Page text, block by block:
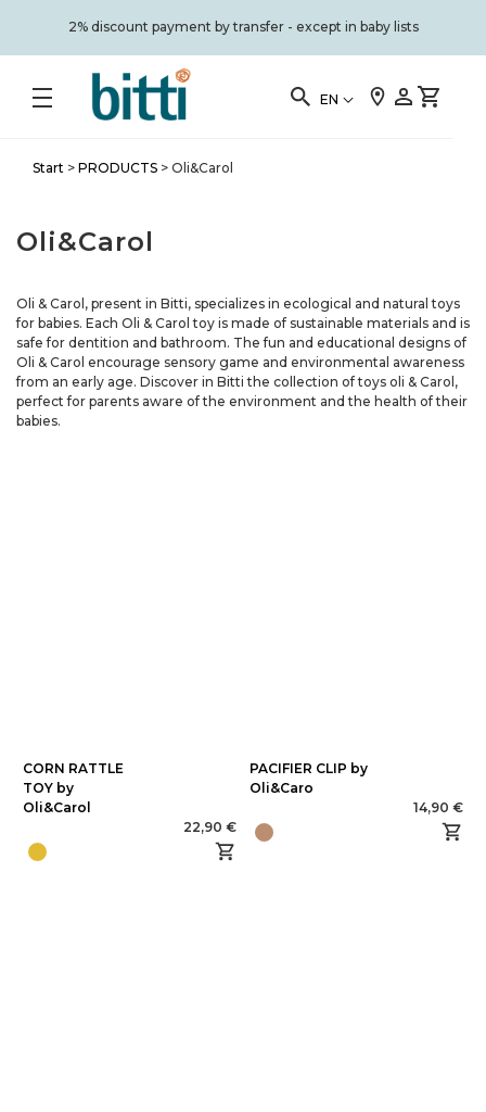
2% discount payment by transfer - except in baby lists
EN
Start > PRODUCTS > Oli&Carol
Oli&Carol
Oli & Carol, present in Bitti, specializes in ecological and natural toys
for babies. Each Oli & Carol toy is made of sustainable materials and is
safe for dentition and bathroom. The fun and educational designs of
Oli & Carol encourage sensory game and environmental awareness
from an early age. Discover in Bitti the collection of toys oli & Carol,
perfect for parents aware of the environment and the health of their
babies.
CORN RATTLE
TOY by
Oli&Carol
22,90 €
PACIFIER CLIP by
Oli&Caro
14,90 €